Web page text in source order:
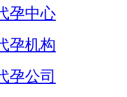
孕中心
孕机构
孕公司